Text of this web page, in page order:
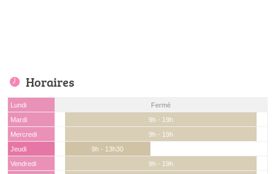
Horaires
Lundi
Fermé
Mardi
9h - 19h
Mercredi
9h - 19h
Jeudi
9h - 13h30
Vendredi
9h - 19h